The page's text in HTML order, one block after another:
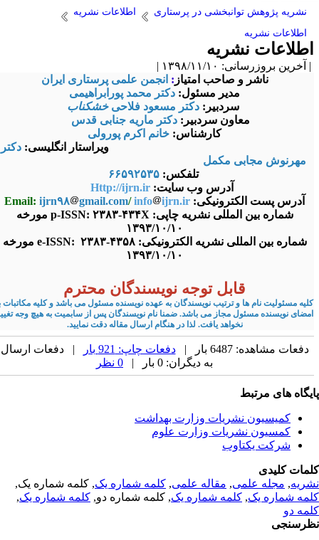
نشریه پژوهش توانبخشی در پرستاری
اطلاعات نشریه
اطلاعات نشریه
نشریه
بروزرسانی: ۱۳۹۸/۱۱/۱۰ |
ناشر و صاحب امتیاز: انجمن علمی پرستاری ایران
مدیر مسئول: دکتر محمد پورابراهیمی
سردبیر:دکتر مسعود فلاحی خشکناب
معاون سردبیر: دکتر ماریه جنابی قدس
کارشناس: خانم اکرم پورولی
ویراستار انگلیسی: دکتر
مهرنوش مجابی مکمل
تلفکس: ۶۶۵۹۲۵۳۵
آدرس وب سایت: Http://ijrn.ir
آدرس پست الکترونیکی:
Email:ijrn۹۸ gmail.com/info
ijrn.ir
شماره بین المللی نشریه چاپی: p-ISSN: ۲۳۸۳-۴۳۴X مورخه
۱۳۹۳/۱۰/۱۰
شماره بین المللی نشریه الکترونیکی: e-ISSN: ۲۳۸۳-۴۳۵۸ مورخه
۱۳۹۳/۱۰/۱۰
قابل توجه نویسندگان محترم
مسئولیت نام ها و ترتیب نویسندگان به عهده نویسنده مسئول می باشد و کلیه مکاتبات با
نویسنده مسئول مجاز می باشد. ضمنا نام نویسندگان پس از سابمیت به هیچ وجه تغییر
نخواهد یافت. لذا در هنگام ارسال مقاله دقت نمایید.
دفعات مشاهده: 6487 بار | دفعات چاپ: 921 بار
| دفعات ارسال
به دیگران: 0 بار |
های مرتبط
کمیسیون نشریات وزارت بهداشت
کمسیون نشریات وزارت علوم
شرکت یکتاوب
کلیدی
,مجله علمی, مقاله علمی, کلمه شماره یک, کلمه شماره یک,
شماره یک,کلمه شماره یک, کلمه شماره دو,کلمه شماره یک,
دو